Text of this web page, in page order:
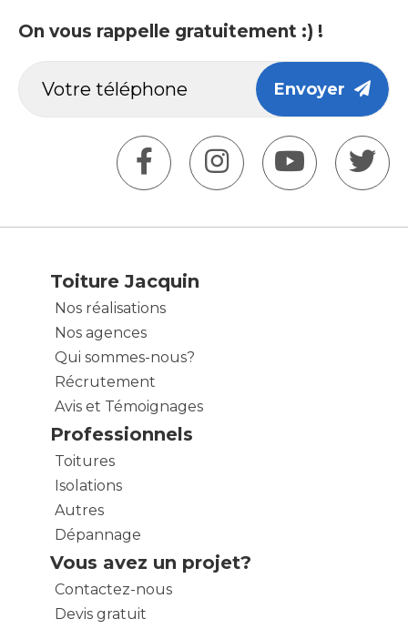
On vous rappelle gratuitement :) !
Envoyer
Toiture Jacquin
Nos réalisations
Nos agences
Qui sommes-nous?
Récrutement
Avis et Témoignages
Professionnels
Toitures
Isolations
Autres
Dépannage
Vous avez un projet?
Contactez-nous
Devis gratuit